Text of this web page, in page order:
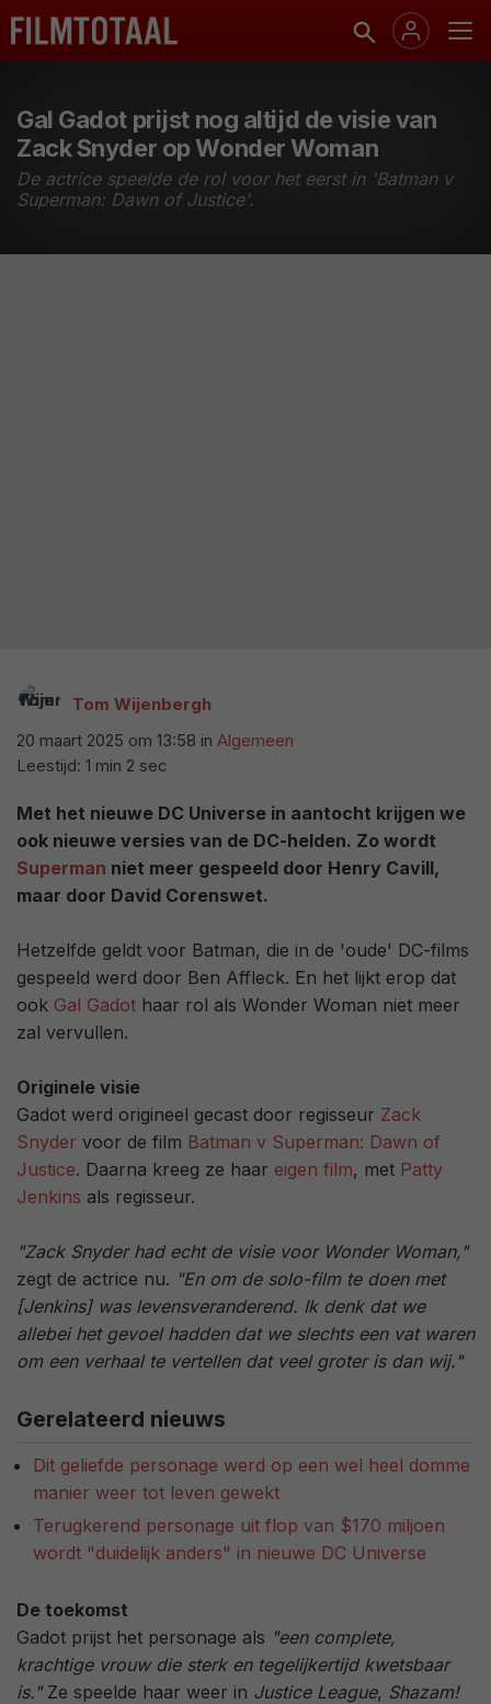
Gal Gadot prijst nog altijd de visie van
Zack Snyder op Wonder Woman
De actrice speelde de rol voor het eerst in 'Batman v
Superman: Dawn of Justice'.
Tom Wijenbergh
20 maart 2025 om 13:58 in Algemeen
Leestijd: 1 min 2 sec
Met het nieuwe DC Universe in aantocht krijgen we
ook nieuwe versies van de DC-helden. Zo wordt
Superman niet meer gespeeld door Henry Cavill,
maar door David Corenswet.
Hetzelfde geldt voor Batman, die in de 'oude' DC-films
gespeeld werd door Ben Affleck. En het lijkt erop dat
ook Gal Gadot haar rol als Wonder Woman niet meer
zal vervullen.
Originele visie
Gadot werd origineel gecast door regisseur Zack
Snyder voor de film Batman v Superman: Dawn of
Justice. Daarna kreeg ze haar eigen film, met Patty
Jenkins als regisseur.
"Zack Snyder had echt de visie voor Wonder Woman,"
zegt de actrice nu. "En om de solo-film te doen met
[Jenkins] was levensveranderend. Ik denk dat we
allebei het gevoel hadden dat we slechts een vat waren
om een verhaal te vertellen dat veel groter is dan wij."
Gerelateerd nieuws
Dit geliefde personage werd op een wel heel domme
manier weer tot leven gewekt
Terugkerend personage uit flop van $170 miljoen
wordt "duidelijk anders" in nieuwe DC Universe
De toekomst
Gadot prijst het personage als "een complete,
krachtige vrouw die sterk en tegelijkertijd kwetsbaar
is."Ze speelde haar weer in Justice League, Shazam!